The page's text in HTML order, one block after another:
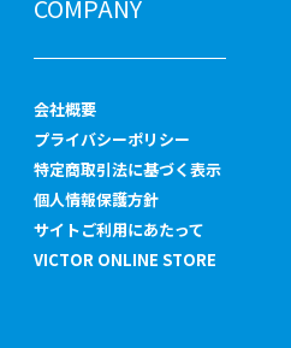
COMPANY
会社概要
プライバシーポリシー
特定商取引法に基づく表示
個人情報保護方針
サイトご利用にあたって
VICTOR ONLINE STORE